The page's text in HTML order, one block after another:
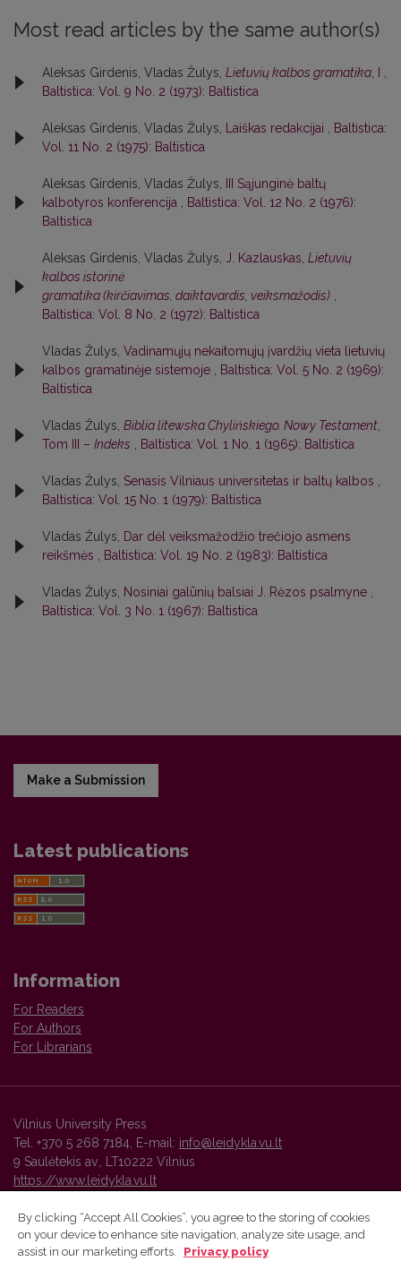
Most read articles by the same author(s)
Aleksas Girdenis, Vladas Žulys, Lietuvių kalbos gramatika
Baltistica: Vol. 9 No. 2 (1973): Baltistica
Aleksas Girdenis, Vladas Žulys, Laiškas redakcijai
Baltistica:
Vol. 11 No. 2 (1975): Baltistica
Aleksas Girdenis, Vladas Žulys,
III Sąjunginė baltų
kalbotyros konferencija
Baltistica: Vol. 12 No. 2 (1976):
Baltistica
Aleksas Girdenis, Vladas Žulys, J. Kazlauskas, Lietuvių
kalbos istorinė
gramatika (kirčiavimas, daiktavardis, veiksmažodis)
Baltistica: Vol. 8 No. 2 (1972): Baltistica
Vladas Žulys, Vadinamųjų nekaitomųjų įvardžių vieta lietuvių
kalbos gramatinėje sistemoje
Baltistica: Vol. 5 No. 2 (1969):
Baltistica
Vladas Žulys, Biblia litewska Chylińskiego. Nowy Testament
Tom III – Indeks Baltistica: Vol. 1 No. 1 (1965): Baltistica
Vladas Žulys, Senasis Vilniaus universitetas ir baltų kalbos
Baltistica: Vol. 15 No. 1 (1979): Baltistica
Vladas Žulys,
Dar dėl veiksmažodžio trečiojo asmens
reikšmės
Baltistica: Vol. 19 No. 2 (1983): Baltistica
Vladas Žulys, Nosiniai galūnių balsiai J. Rėzos psalmyne
Baltistica: Vol. 3 No. 1 (1967): Baltistica
Make a Submission
Latest publications
Information
For Readers
For Authors
For Librarians
Vilnius University Press
Tel. +370 5 268 7184, E-mail: info@leidykla.vu.lt
9 Saulėtekis av., LT10222 Vilnius
https://www.leidykla.vu.lt
Vilnius University Press platform and metadata are distributed by
By clicking “Accept All Cookies”, you agree to the storing of cookies
on your device to enhance site navigation, analyze site usage, and
assist in our marketing efforts.
Privacy policy